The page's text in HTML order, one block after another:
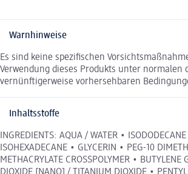
Warnhinweise
Es sind keine spezifischen
Verwendung dieses Produkts unter normalen
vernünftigerweise vorhersehbaren
Inhaltsstoffe
INGREDIENTS: AQUA / WATER •
ISOHEXADECANE • GLYCERIN • PEG-10
METHACRYLATE CROSSPOLYMER • BUTYLENE